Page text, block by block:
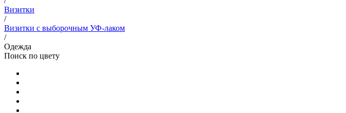
Визитки
/
Визитки с выборочным УФ-лаком
/
Одежда
Поиск по цвету